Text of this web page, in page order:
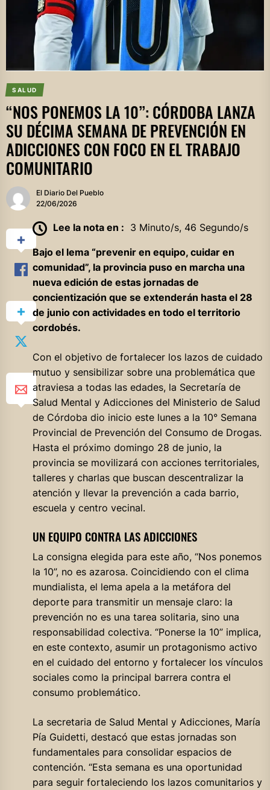
SALUD
“NOS PONEMOS LA 10”: CÓRDOBA LANZA
SU DÉCIMA SEMANA DE PREVENCIÓN EN
ADICCIONES CON FOCO EN EL TRABAJO
COMUNITARIO
El Diario Del Pueblo
22/06/2026
Lee la nota en : 3 Minuto/s, 46 Segundo/s
Bajo el lema “prevenir en equipo, cuidar en
comunidad”, la provincia puso en marcha una
nueva edición de estas jornadas de
concientización que se extenderán hasta el 28
de junio con actividades en todo el territorio
cordobés.
Con el objetivo de fortalecer los lazos de cuidado
mutuo y sensibilizar sobre una problemática que
atraviesa a todas las edades, la Secretaría de
Salud Mental y Adicciones del Ministerio de Salud
de Córdoba dio inicio este lunes a la 10° Semana
Provincial de Prevención del Consumo de Drogas.
Hasta el próximo domingo 28 de junio, la
provincia se movilizará con acciones territoriales,
talleres y charlas que buscan descentralizar la
atención y llevar la prevención a cada barrio,
escuela y centro vecinal.
UN EQUIPO CONTRA LAS ADICCIONES
La consigna elegida para este año, “Nos ponemos
la 10”, no es azarosa. Coincidiendo con el clima
mundialista, el lema apela a la metáfora del
deporte para transmitir un mensaje claro: la
prevención no es una tarea solitaria, sino una
responsabilidad colectiva. “Ponerse la 10” implica,
en este contexto, asumir un protagonismo activo
en el cuidado del entorno y fortalecer los vínculos
sociales como la principal barrera contra el
consumo problemático.
La secretaria de Salud Mental y Adicciones, María
Pía Guidetti, destacó que estas jornadas son
fundamentales para consolidar espacios de
contención. “Esta semana es una oportunidad
para seguir fortaleciendo los lazos comunitarios y